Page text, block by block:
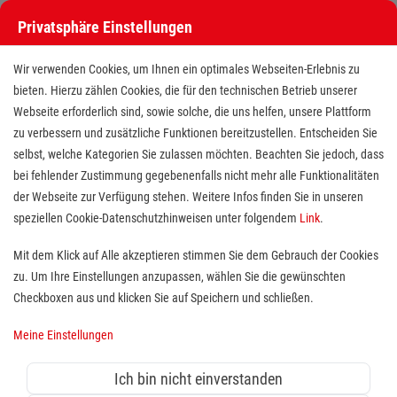
Facharzt / Oberarzt (m/w/d) für
Kardiologie
Standort(e):Erlangen
Vollzeit (40 Std.) ∼ Unbefristet ∼
Einstieg zum nächstmöglichen
Privatsphäre Einstellungen
Wir verwenden Cookies, um Ihnen ein optimales Webseiten-Erlebnis zu
bieten. Hierzu zählen Cookies, die für den technischen Betrieb unserer
Webseite erforderlich sind, sowie solche, die uns helfen, unsere Plattform
zu verbessern und zusätzliche Funktionen bereitzustellen. Entscheiden Sie
selbst, welche Kategorien Sie zulassen möchten. Beachten Sie jedoch, dass
bei fehlender Zustimmung gegebenenfalls nicht mehr alle Funktionalitäten
der Webseite zur Verfügung stehen. Weitere Infos finden Sie in unseren
speziellen Cookie-Datenschutzhinweisen unter folgendem Link.
Mit dem Klick auf Alle akzeptieren stimmen Sie dem Gebrauch der Cookies
zu. Um Ihre Einstellungen anzupassen, wählen Sie die gewünschten
Checkboxen aus und klicken Sie auf Speichern und schließen.
Meine Einstellungen
Ich bin nicht einverstanden